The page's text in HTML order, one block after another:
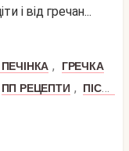
і від гречан...
,
ГРЕЧКА
ПП РЕЦЕПТИ ,
ПІСНІ СТРАВИ